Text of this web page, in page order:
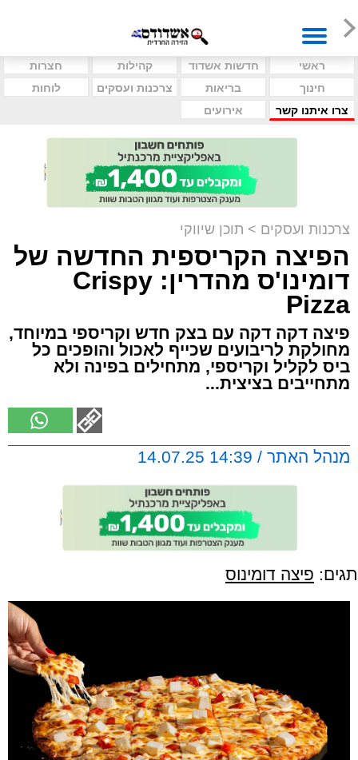
ראשי חדשות אשדוד קהילות
חצרות
חינוך
בריאות צרכנות ועסקים
לוחות
צרו איתנו קשר
אירועים
צרכנות ועסקים > תוכן שיווקי
הפיצה הקריספית החדשה של
דומינו'ס מהדרין: Crispy
Pizza
פיצה דקה דקה עם בצק חדש וקריספי במיוחד,
מחולקת לריבועים שכייף לאכול והופכים כל
ביס לקליל וקריספי, מתחילים בפינה ולא
מתחייבים בציצית...
מנהל האתר / 14:39 14.07.25
תגים: פיצה דומינוס